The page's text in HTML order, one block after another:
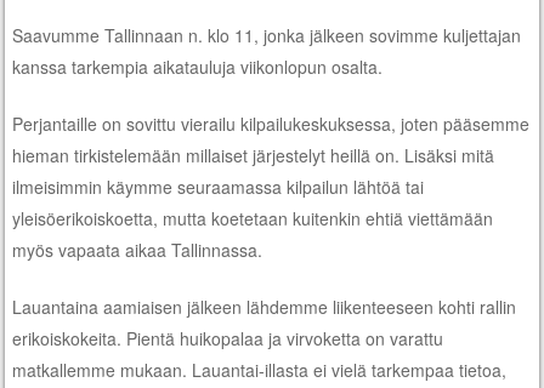
Saavumme Tallinnaan n. klo 11, jonka jälkeen sovimme kuljettajan
kanssa tarkempia aikatauluja viikonlopun osalta.
Perjantaille on sovittu vierailu kilpailukeskuksessa, joten pääsemme
hieman tirkistelemään millaiset järjestelyt heillä on. Lisäksi mitä
ilmeisimmin käymme seuraamassa kilpailun lähtöä tai
yleisöerikoiskoetta, mutta koetetaan kuitenkin ehtiä viettämään
myös vapaata aikaa Tallinnassa.
Lauantaina aamiaisen jälkeen lähdemme liikenteeseen kohti rallin
erikoiskokeita. Pientä huikopalaa ja virvoketta on varattu
matkallemme mukaan. Lauantai-illasta ei vielä tarkempaa tietoa,